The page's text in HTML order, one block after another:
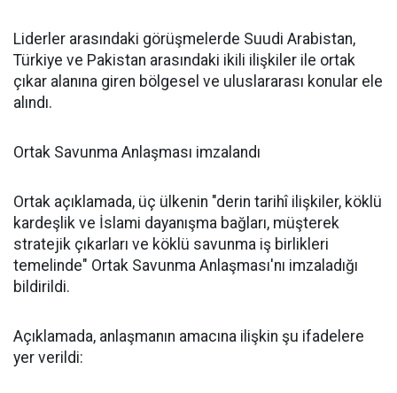
Liderler arasındaki görüşmelerde Suudi Arabistan,
Türkiye ve Pakistan arasındaki ikili ilişkiler ile ortak
çıkar alanına giren bölgesel ve uluslararası konular ele
alındı.
Ortak Savunma Anlaşması imzalandı
Ortak açıklamada, üç ülkenin "derin tarihî ilişkiler, köklü
kardeşlik ve İslami dayanışma bağları, müşterek
stratejik çıkarları ve köklü savunma iş birlikleri
temelinde" Ortak Savunma Anlaşması'nı imzaladığı
bildirildi.
Açıklamada, anlaşmanın amacına ilişkin şu ifadelere
yer verildi: